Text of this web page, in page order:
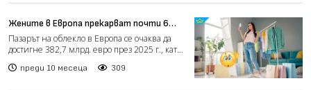
Жените в Европа прекарват почти 6
месеца от живота си, чудейки се какво
да облекат
Пазарът на облекло в Европа се очаква да
достигне 382,7 млрд. евро през 2025 г., като
преди 10 месеца 309